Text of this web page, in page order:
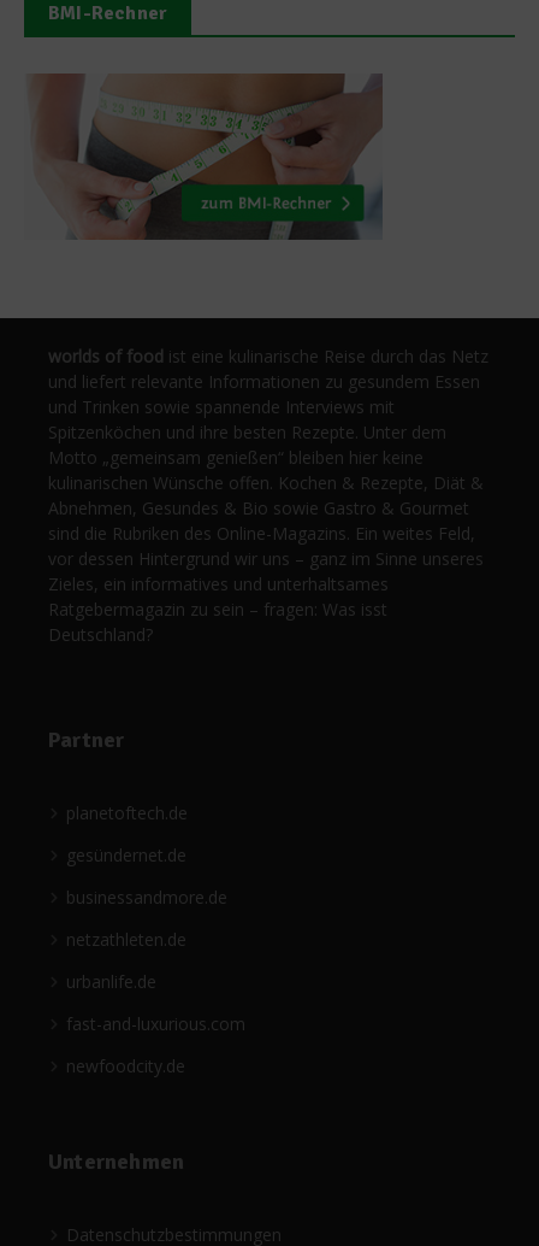
BMI-Rechner
worlds of food ist eine kulinarische Reise durch das Netz
und liefert relevante Informationen zu gesundem Essen
und Trinken sowie spannende Interviews mit
Spitzenköchen und ihre besten Rezepte. Unter dem
Motto „gemeinsam genießen“ bleiben hier keine
kulinarischen Wünsche offen. Kochen & Rezepte, Diät &
Abnehmen, Gesundes & Bio sowie Gastro & Gourmet
sind die Rubriken des Online-Magazins. Ein weites Feld,
vor dessen Hintergrund wir uns – ganz im Sinne unseres
Zieles, ein informatives und unterhaltsames
Ratgebermagazin zu sein – fragen: Was isst
Deutschland?
Partner
planetoftech.de
gesündernet.de
businessandmore.de
netzathleten.de
urbanlife.de
fast-and-luxurious.com
newfoodcity.de
Unternehmen
Datenschutzbestimmungen